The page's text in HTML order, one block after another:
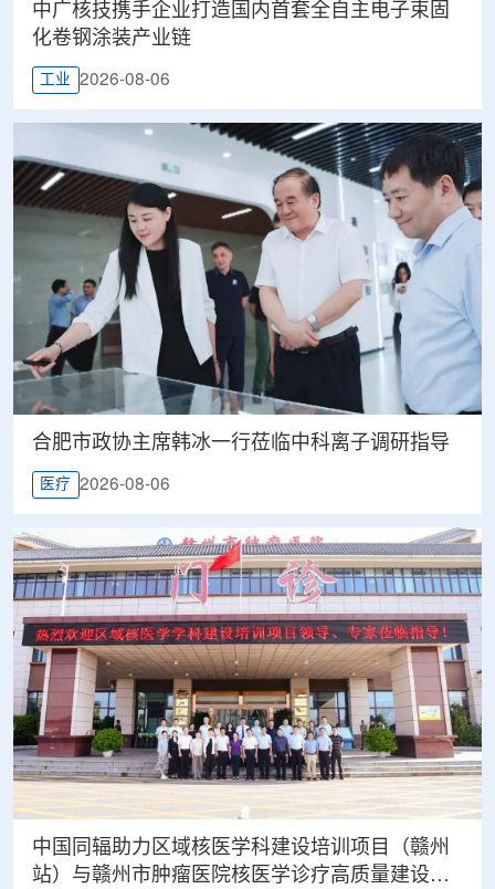
中广核技携手企业打造国内首套全自主电子束固
化卷钢涂装产业链
工业 2026-08-06
合肥市政协主席韩冰一行莅临中科离子调研指导
医疗 2026-08-06
中国同辐助力区域核医学科建设培训项目（赣州
站）与赣州市肿瘤医院核医学诊疗高质量建设项